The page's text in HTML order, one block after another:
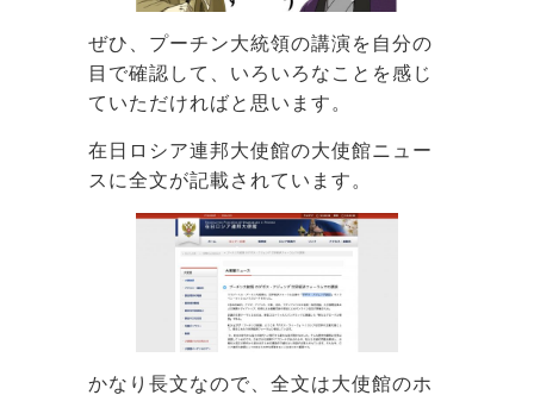
ぜひ、プーチン大統領の講演を自分の
目で確認して、いろいろなことを感じ
ていただければと思います。
在日ロシア連邦大使館の大使館ニュー
スに全文が記載されています。
かなり長文なので、全文は大使館のホ